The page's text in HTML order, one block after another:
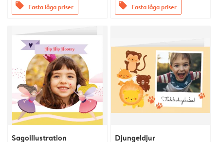
offers Fasta låga priser offers Fasta låga priser
Sagoillustration Djungeldjur